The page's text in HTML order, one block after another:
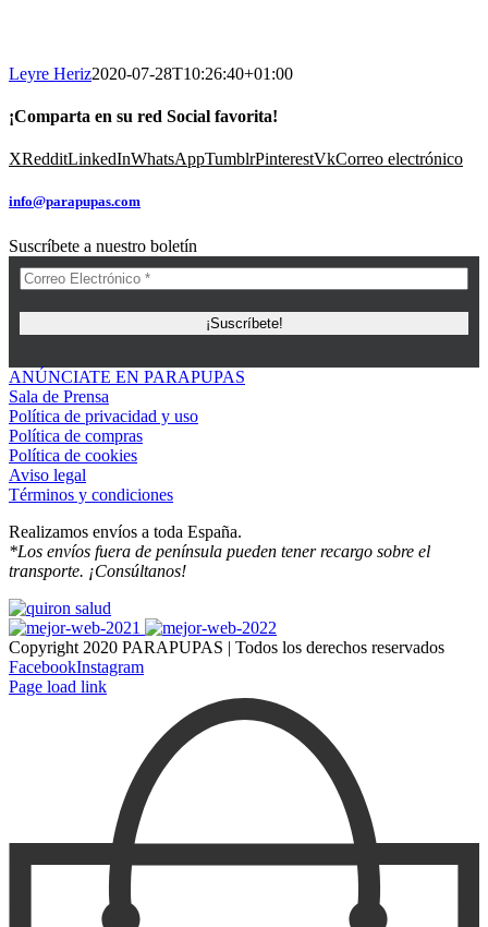
Leyre Heriz2020-07-28T10:26:40+01:00
¡Comparta en su red Social favorita!
XRedditLinkedInWhatsAppTumblrPinterestVkCorreo electrónico
info@parapupas.com
Suscríbete a nuestro boletín
ANÚNCIATE EN PARAPUPAS
Sala de Prensa
Política de privacidad y uso
Política de compras
Política de cookies
Aviso legal
Términos y condiciones
Realizamos envíos a toda España.
*Los envíos fuera de península pueden tener recargo sobre el
transporte. ¡Consúltanos!
Copyright 2020 PARAPUPAS | Todos los derechos reservados
FacebookInstagram
Page load link